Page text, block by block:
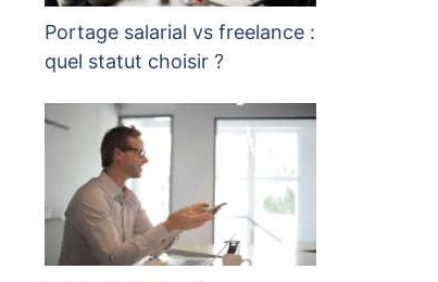
Portage salarial vs freelance :
quel statut choisir ?